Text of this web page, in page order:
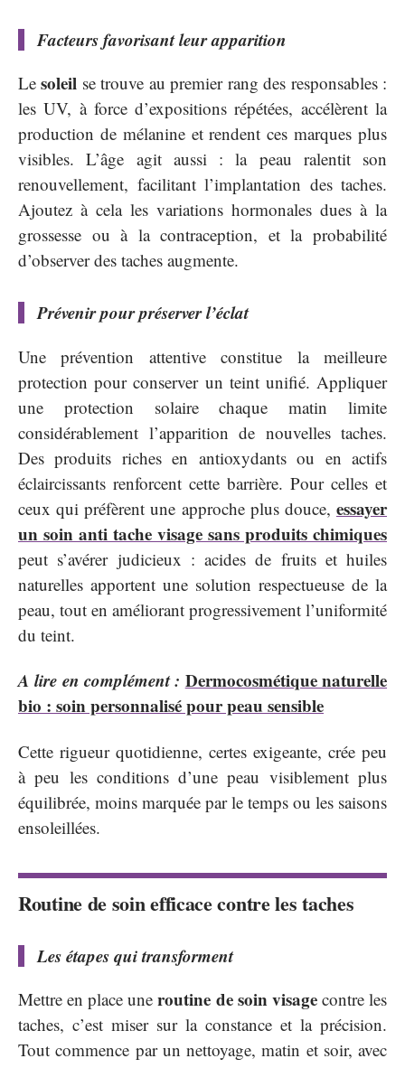
Facteurs favorisant leur apparition
Lesoleil se trouve au premier rang des responsables :
les UV, à force d’expositions répétées, accélèrent la
production de mélanine et rendent ces marques plus
visibles. L’âge agit aussi : la peau ralentit son
renouvellement, facilitant l’implantation des taches.
Ajoutez à cela les variations hormonales dues à la
grossesse ou à la contraception, et la probabilité
d’observer des taches augmente.
Prévenir pour préserver l’éclat
Une prévention attentive constitue la meilleure
protection pour conserver un teint unifié. Appliquer
une protection solaire chaque matin limite
considérablement l’apparition de nouvelles taches.
Des produits riches en antioxydants ou en actifs
éclaircissants renforcent cette barrière. Pour celles et
ceux qui préfèrent une approche plus douce, essayer
un soin anti tache visage sans produits chimiques
peut s’avérer judicieux : acides de fruits et huiles
naturelles apportent une solution respectueuse de la
peau, tout en améliorant progressivement l’uniformité
du teint.
A lire en complément : Dermocosmétique naturelle
bio : soin personnalisé pour peau sensible
Cette rigueur quotidienne, certes exigeante, crée peu
à peu les conditions d’une peau visiblement plus
équilibrée, moins marquée par le temps ou les saisons
ensoleillées.
Routine de soin efficace contre les taches
Les étapes qui transforment
Mettre en place uneroutine de soin visagecontre les
taches, c’est miser sur la constance et la précision.
Tout commence par un nettoyage, matin et soir, avec